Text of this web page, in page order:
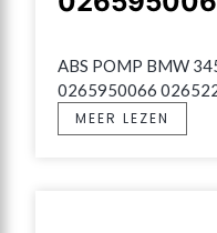
ABS POMP BMW
0265950066
MEER LEZEN